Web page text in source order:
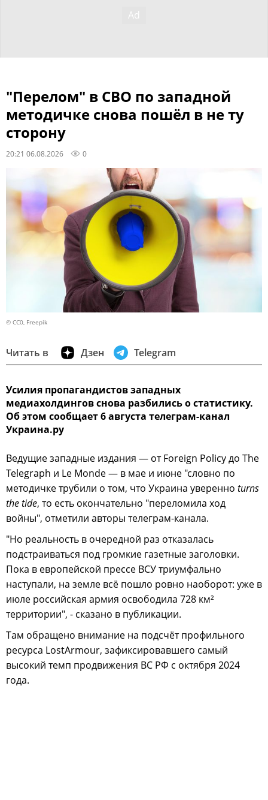
"Перелом" в СВО по западной
методичке снова пошёл в не ту
сторону
20:21 06.08.2026 0
© CC0, Freepik
Читать в Дзен Telegram
Усилия пропагандистов западных
медиахолдингов снова разбились о статистику.
Об этом сообщает 6 августа телеграм-канал
Украина.ру
Ведущие западные издания — от Foreign Policy до The
Telegraph и Le Monde — в мае и июне "словно по
методичке трубили о том, что Украина уверенно turns
the tide, то есть окончательно "переломила ход
войны", отметили авторы телеграм-канала.
"Но реальность в очередной раз отказалась
подстраиваться под громкие газетные заголовки.
Пока в европейской прессе ВСУ триумфально
наступали, на земле всё пошло ровно наоборот: уже в
июле российская армия освободила 728 км²
территории", - сказано в публикации.
Там обращено внимание на подсчёт профильного
ресурса LostArmour, зафиксировавшего самый
высокий темп продвижения ВС РФ с октября 2024
года.